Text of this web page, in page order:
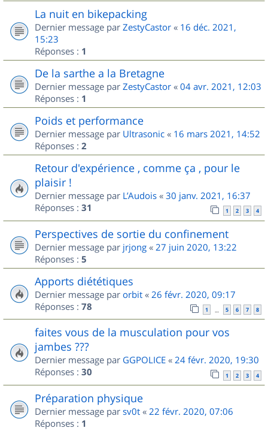
La nuit en bikepacking
Dernier message par ZestyCastor « 16 déc. 2021,
15:23
Réponses : 1
De la sarthe a la Bretagne
Dernier message par ZestyCastor « 04 avr. 2021, 12:03
Réponses : 1
Poids et performance
Dernier message par Ultrasonic « 16 mars 2021, 14:52
Réponses : 2
Retour d'expérience , comme ça , pour le
plaisir !
Dernier message par L’Audois « 30 janv. 2021, 16:37
Réponses : 31 1 2 3 4
Perspectives de sortie du confinement
Dernier message par jrjong « 27 juin 2020, 13:22
Réponses : 5
Apports diététiques
Dernier message par orbit « 26 févr. 2020, 09:17
Réponses : 78 1 … 5 6 7 8
faites vous de la musculation pour vos
jambes ???
Dernier message par GGPOLICE « 24 févr. 2020, 19:30
Réponses : 30 1 2 3 4
Préparation physique
Dernier message par sv0t « 22 févr. 2020, 07:06
Réponses : 1